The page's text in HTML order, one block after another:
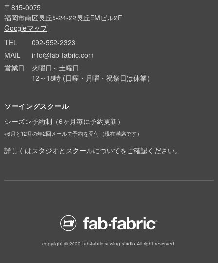
〒815-0075
福岡市南区長丘5-24-22長丘EMビル2F
Googleマップ
TEL
092-552-2323
MAIL
info@fab-fabric.com
営業日
火曜日～土曜日
12～18時 (日曜・月曜・祝祭日は休業）
ソーイングスクール
シーズン予約制（6ヶ月毎に予約更新）
※6月と12月の年2回メールで予約を受付（現在満席です）
詳しくはスタジオとスクールについてをご確認ください。
copyright © 2022 fab-fabric sewing studio All right reserved.